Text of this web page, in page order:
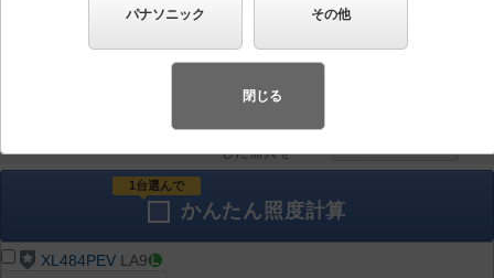
各種データ
チェック
した器具を
1台選んで
かんたん 照度計算
XL484PEV LA9
パナソニック その他
閉じる